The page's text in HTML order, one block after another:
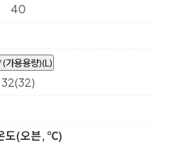
40
(가용용량)(L)
32(32)
도(오븐, ℃)